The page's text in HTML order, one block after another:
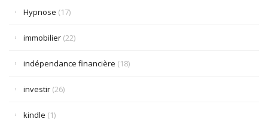
Hypnose (17)
immobilier (22)
indépendance financière (18)
investir (26)
kindle (1)